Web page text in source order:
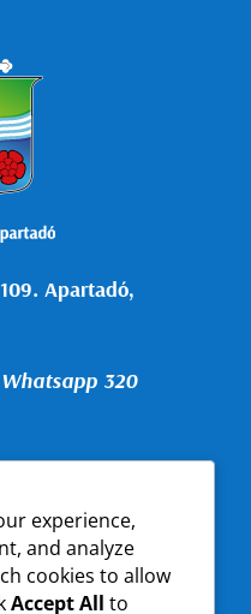
Apartadó,
320
p.m. a 5:30 p.m.
experience,
and analyze
cookies to allow
Accept All to